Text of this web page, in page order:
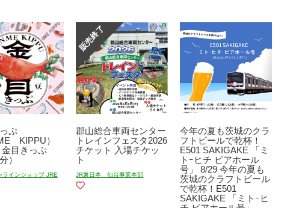
ぷ
KIPPU）
金目きっぷ
）
ラインショップ JRE
郡山総合車両センター
トレインフェスタ2026
チケット 入場チケッ
ト
JR東日本 仙台事業本部
今年の夏も茨城のクラ
フトビールで乾杯！
E501 SAKIGAKE 「ミ
トｰヒチ ビアホール
号」 8/29 今年の夏も
茨城のクラフトビール
で乾杯！E501
SAKIGAKE 「ミトｰヒ